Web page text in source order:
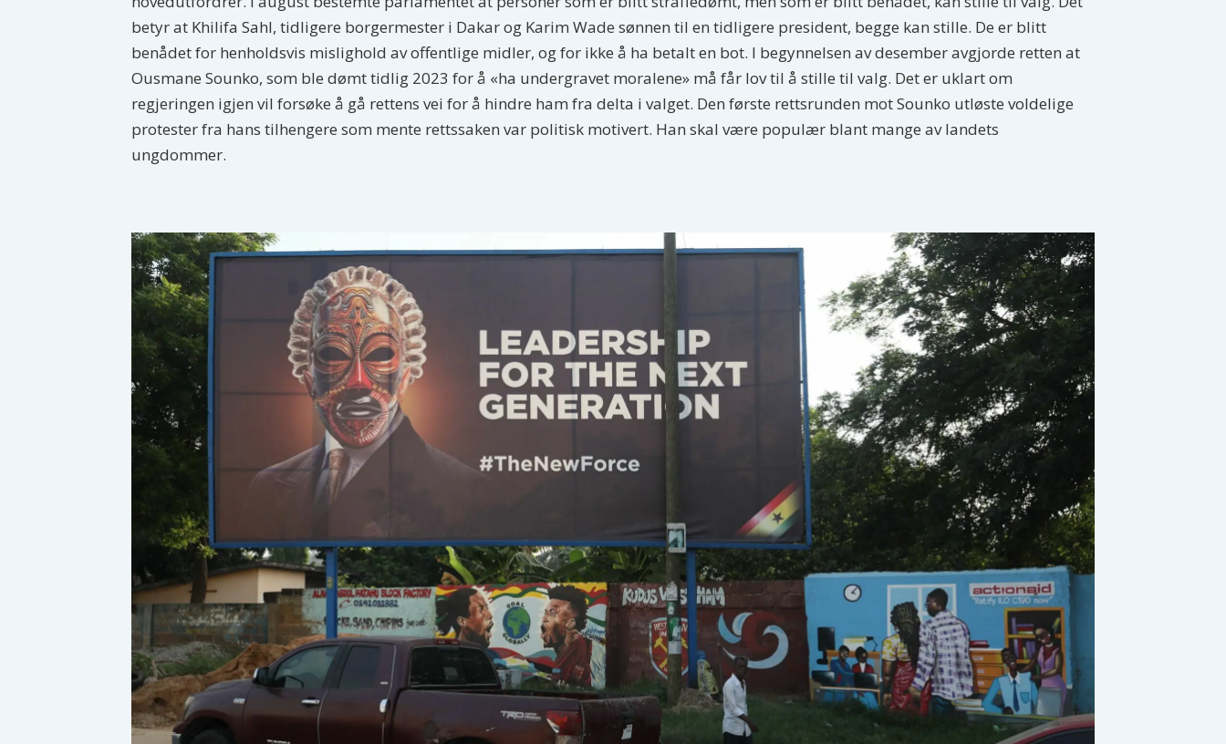
betyr at Khilifa Sahl, tidligere borgermester i Dakar og Karim Wade sønnen til en tidligere president, begge kan stille. De er blitt
benådet for henholdsvis mislighold av offentlige midler, og for ikke å ha betalt en bot. I begynnelsen av desember avgjorde retten at
Ousmane Sounko, som ble dømt tidlig 2023 for å «ha undergravet moralene» må får lov til å stille til valg. Det er uklart om
regjeringen igjen vil forsøke å gå rettens vei for å hindre ham fra delta i valget. Den første rettsrunden mot Sounko utløste voldelige
protester fra hans tilhengere som mente rettssaken var politisk motivert. Han skal være populær blant mange av landets
ungdommer.